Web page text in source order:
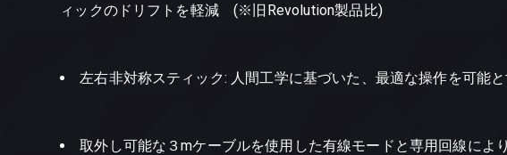
ィックのドリフトを軽減 (※旧Revolution製品比)
左右非対称スティック: 人間工学に基づいた、最適な操作を可能
取外し可能な３mケーブルを使用した有線モードと専用回線によ